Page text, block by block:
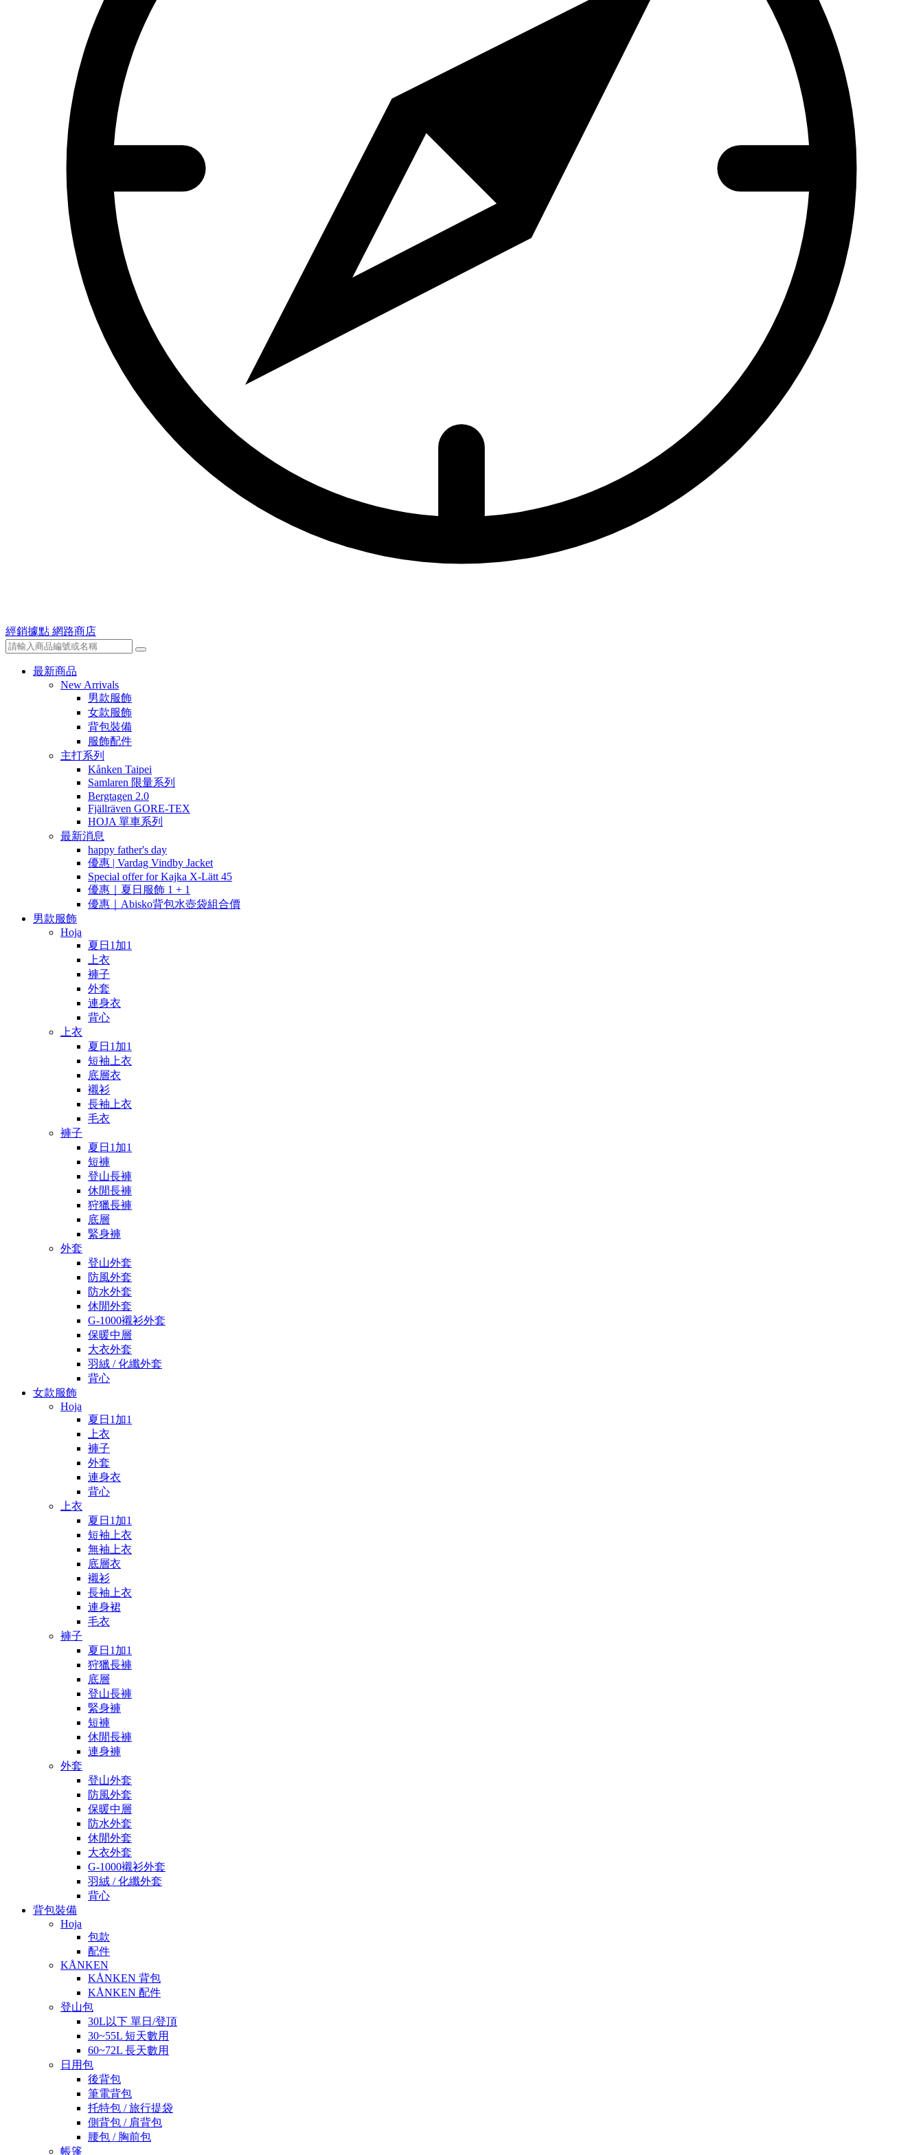
經銷據點 網路商店
最新商品
New Arrivals
男款服飾
女款服飾
背包裝備
服飾配件
主打系列
Kånken Taipei
Samlaren 限量系列
Bergtagen 2.0
Fjällräven GORE-TEX
HOJA 單車系列
最新消息
happy father's day
優惠 | Vardag Vindby Jacket
Special offer for Kajka X-Lätt 45
優惠｜夏日服飾 1 + 1
優惠｜Abisko背包水壺袋組合價
男款服飾
Hoja
夏日1加1
上衣
褲子
外套
連身衣
背心
上衣
夏日1加1
短袖上衣
底層衣
襯衫
長袖上衣
毛衣
褲子
夏日1加1
短褲
登山長褲
休閒長褲
狩獵長褲
底層
緊身褲
外套
登山外套
防風外套
防水外套
休閒外套
G-1000襯衫外套
保暖中層
大衣外套
羽絨 / 化纖外套
背心
女款服飾
Hoja
夏日1加1
上衣
褲子
外套
連身衣
背心
上衣
夏日1加1
短袖上衣
無袖上衣
底層衣
襯衫
長袖上衣
連身裙
毛衣
褲子
夏日1加1
狩獵長褲
底層
登山長褲
緊身褲
短褲
休閒長褲
連身褲
外套
登山外套
防風外套
保暖中層
防水外套
休閒外套
大衣外套
G-1000襯衫外套
羽絨 / 化纖外套
背心
背包裝備
Hoja
包款
配件
KÅNKEN
KÅNKEN 背包
KÅNKEN 配件
登山包
30L以下 單日/登頂
30~55L 短天數用
60~72L 長天數用
日用包
後背包
筆電背包
托特包 / 旅行提袋
側背包 / 肩背包
腰包 / 胸前包
帳篷